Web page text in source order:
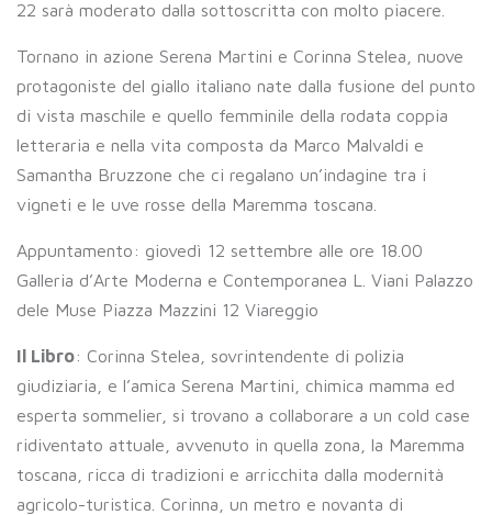
22 sarà moderato dalla sottoscritta con molto piacere.
Tornano in azione Serena Martini e Corinna Stelea, nuove
protagoniste del giallo italiano nate dalla fusione del punto
di vista maschile e quello femminile della rodata coppia
letteraria e nella vita composta da Marco Malvaldi e
Samantha Bruzzone che ci regalano un’indagine tra i
vigneti e le uve rosse della Maremma toscana.
Appuntamento: giovedì 12 settembre alle ore 18.00
Galleria d’Arte Moderna e Contemporanea L. Viani Palazzo
dele Muse Piazza Mazzini 12 Viareggio
Il Libro: Corinna Stelea, sovrintendente di polizia
giudiziaria, e l’amica Serena Martini, chimica mamma ed
esperta sommelier, si trovano a collaborare a un cold case
ridiventato attuale, avvenuto in quella zona, la Maremma
toscana, ricca di tradizioni e arricchita dalla modernità
agricolo-turistica. Corinna, un metro e novanta di